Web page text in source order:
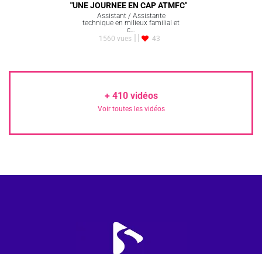
"UNE JOURNEE EN CAP ATMFC"
Assistant / Assistante
technique en milieux familial et
c…
1560 vues
43
+ 410vidéos
Voir toutes les vidéos